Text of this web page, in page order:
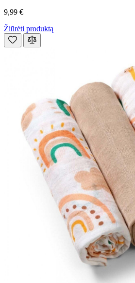
9,99 €
Žiūrėti produktą